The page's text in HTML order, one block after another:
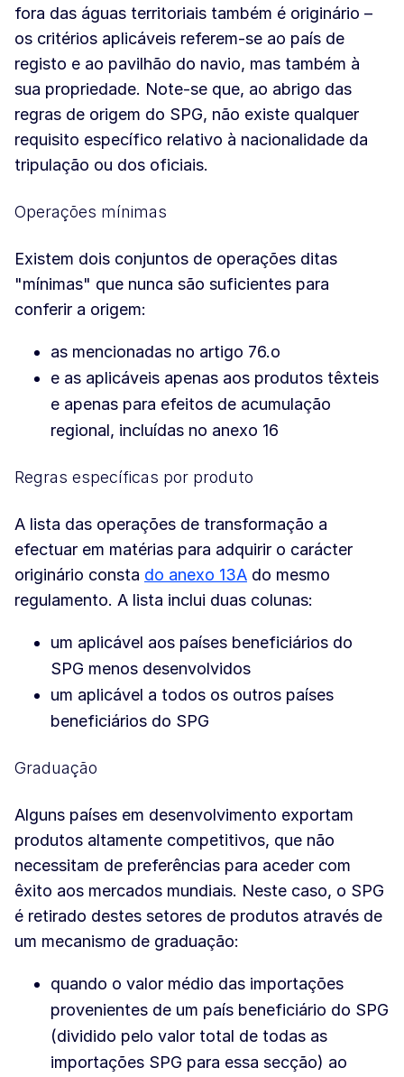
fora das águas territoriais também é originário –
os critérios aplicáveis referem-se ao país de
registo e ao pavilhão do navio, mas também à
sua propriedade. Note-se que, ao abrigo das
regras de origem do SPG, não existe qualquer
requisito específico relativo à nacionalidade da
tripulação ou dos oficiais.
Operações mínimas
Existem dois conjuntos de operações ditas
"mínimas" que nunca são suficientes para
conferir a origem:
as mencionadas no artigo 76.o
e as aplicáveis apenas aos produtos têxteis
e apenas para efeitos de acumulação
regional, incluídas no anexo 16
Regras específicas por produto
A lista das operações de transformação a
efectuar em matérias para adquirir o carácter
originário consta do anexo 13A do mesmo
regulamento. A lista inclui duas colunas:
um aplicável aos países beneficiários do
SPG menos desenvolvidos
um aplicável a todos os outros países
beneficiários do SPG
Graduação
Alguns países em desenvolvimento exportam
produtos altamente competitivos, que não
necessitam de preferências para aceder com
êxito aos mercados mundiais. Neste caso, o SPG
é retirado destes setores de produtos através de
um mecanismo de graduação:
quando o valor médio das importações
provenientes de um país beneficiário do SPG
(dividido pelo valor total de todas as
importações SPG para essa secção) ao